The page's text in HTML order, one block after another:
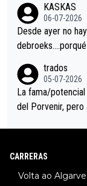
eta, a ver si por
ción de podio
KASKAS
06-07-2026
Desde ayer no hay
trados
05-07-2026
La fama/
del Porvenir, pero
8.Lenny Martinez
CARRERAS
Volta ao Algarve